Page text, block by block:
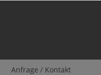
springen
Anfrage / Kontakt